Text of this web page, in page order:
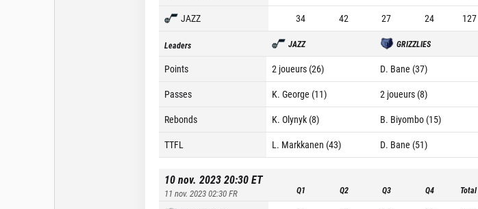
JAZZ
34 42 27 24 127
Leaders JAZZ GRIZZLIES
Points 2 joueurs (26)
D. Bane (37)
Passes
K. George (11)
2 joueurs (8)
Rebonds
K. Olynyk (8)
B. Biyombo (15)
TTFL
L. Markkanen (43) D. Bane (51)
10 nov. 2023 20:30ET
11 nov. 2023 02:30FR Q1 Q2 Q3 Q4 Total